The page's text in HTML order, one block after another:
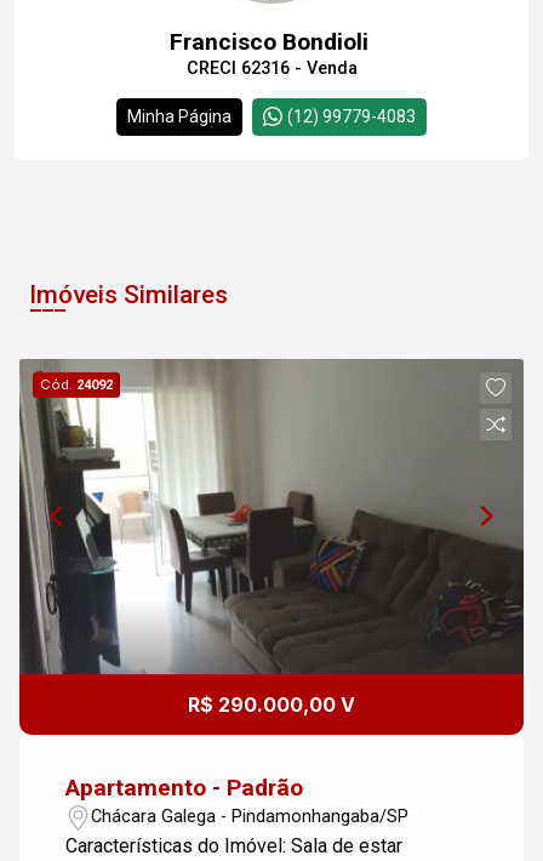
Francisco Bondioli
CRECI 62316 - Venda
Minha Página (12) 99779-4083
Imóveis Similares
Cód. 24092
R$ 290.000,00 V
Apartamento - Padrão
Chácara Galega - Pindamonhangaba/SP
Características do Imóvel: Sala de estar